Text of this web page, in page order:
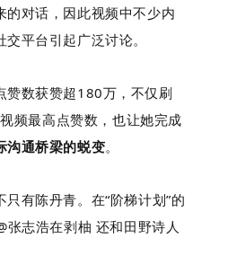
的对话，因此视频中不少内
平台引起广泛讨论。
赞数获赞超180万，不仅刷
频最高点赞数，也让她完成
沟通桥梁的蜕变。
有陈丹青。在“阶梯计划”的
张志浩在剥柚 还和田野诗人